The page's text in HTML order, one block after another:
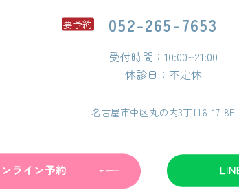
要予約 052-265-7653
受付時間：10:00~21:00
休診日：不定休
名古屋市中区丸の内3丁目6-17-8F